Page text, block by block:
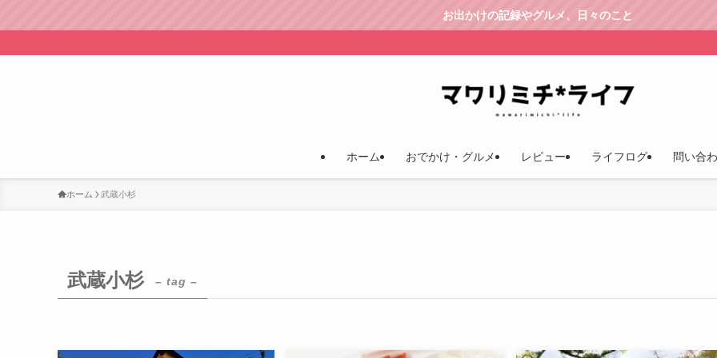
お出かけの記録やグルメ、日々のこと
ホーム おでかけ・グルメ レビュー ライフログ 問い合
ホーム 武蔵小杉
武蔵小杉 – tag –